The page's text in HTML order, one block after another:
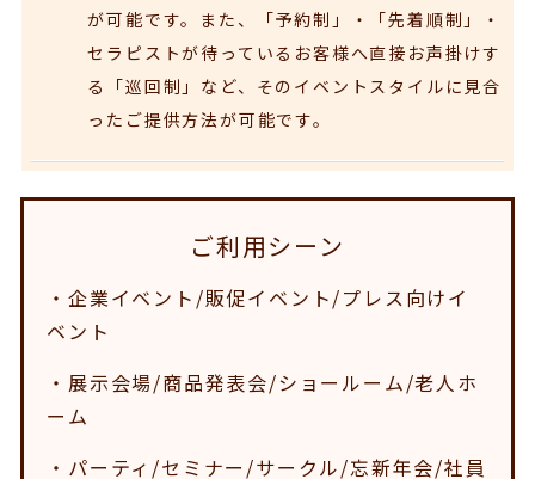
が可能です。また、「予約制」・「先着順制」・
セラピストが待っているお客様へ直接お声掛けす
る「巡回制」など、そのイベントスタイルに見合
ったご提供方法が可能です。
ご利用シーン
・企業イベント/販促イベント/プレス向けイ
ベント
・展示会場/商品発表会/ショールーム/老人ホ
ーム
・パーティ/セミナー/サークル/忘新年会/社員